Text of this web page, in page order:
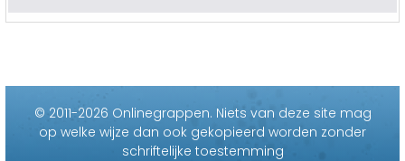
© 2011-2026 Onlinegrappen. Niets van deze site mag
op welke wijze dan ook gekopieerd worden zonder
schriftelijke toestemming